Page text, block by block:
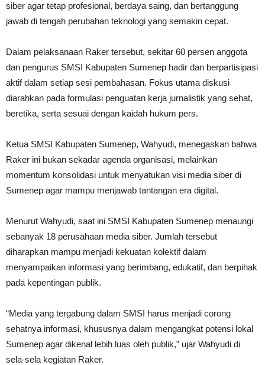
siber agar tetap profesional, berdaya saing, dan bertanggung
jawab di tengah perubahan teknologi yang semakin cepat.
Dalam pelaksanaan Raker tersebut, sekitar 60 persen anggota
dan pengurus SMSI Kabupaten Sumenep hadir dan berpartisipasi
aktif dalam setiap sesi pembahasan. Fokus utama diskusi
diarahkan pada formulasi penguatan kerja jurnalistik yang sehat,
beretika, serta sesuai dengan kaidah hukum pers.
Ketua SMSI Kabupaten Sumenep, Wahyudi, menegaskan bahwa
Raker ini bukan sekadar agenda organisasi, melainkan
momentum konsolidasi untuk menyatukan visi media siber di
Sumenep agar mampu menjawab tantangan era digital.
Menurut Wahyudi, saat ini SMSI Kabupaten Sumenep menaungi
sebanyak 18 perusahaan media siber. Jumlah tersebut
diharapkan mampu menjadi kekuatan kolektif dalam
menyampaikan informasi yang berimbang, edukatif, dan berpihak
pada kepentingan publik.
“Media yang tergabung dalam SMSI harus menjadi corong
sehatnya informasi, khususnya dalam mengangkat potensi lokal
Sumenep agar dikenal lebih luas oleh publik,” ujar Wahyudi di
sela-sela kegiatan Raker.